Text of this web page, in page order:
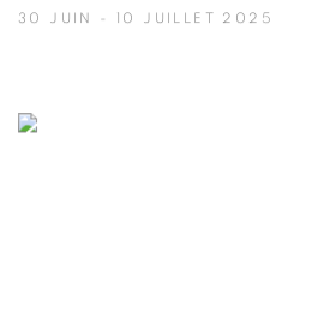
30 JUIN - 10 JUILLET 2025